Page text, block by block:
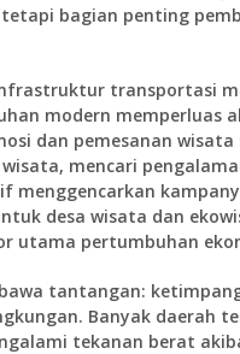
bagian penting
transportasi
modern memperluas
dan pemesanan wisata
mencari
desa wisata dan
utama pertumbuhan
tantangan:
Banyak daerah
tekanan berat